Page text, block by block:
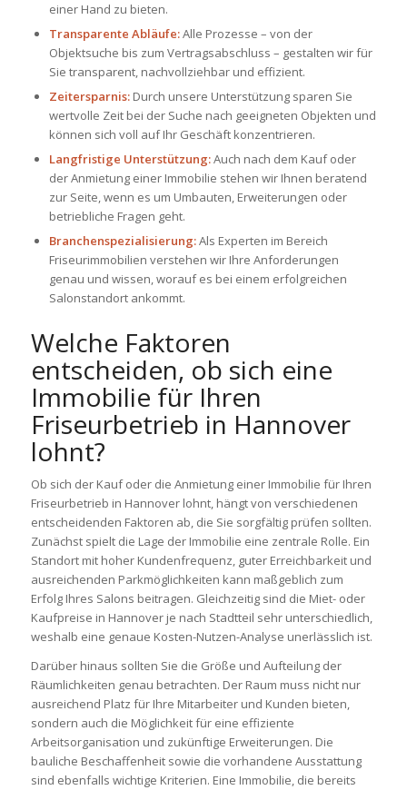
einer Hand zu bieten.
Transparente Abläufe:Alle Prozesse – von der
Objektsuche bis zum Vertragsabschluss – gestalten wir für
Sie transparent, nachvollziehbar und effizient.
Zeitersparnis:Durch unsere Unterstützung sparen Sie
wertvolle Zeit bei der Suche nach geeigneten Objekten und
können sich voll auf Ihr Geschäft konzentrieren.
Langfristige Unterstützung:Auch nach dem Kauf oder
der Anmietung einer Immobilie stehen wir Ihnen beratend
zur Seite, wenn es um Umbauten, Erweiterungen oder
betriebliche Fragen geht.
Branchenspezialisierung:Als Experten im Bereich
Friseurimmobilien verstehen wir Ihre Anforderungen
genau und wissen, worauf es bei einem erfolgreichen
Salonstandort ankommt.
Welche Faktoren
entscheiden, ob sich eine
Immobilie für Ihren
Friseurbetrieb in Hannover
lohnt?
Ob sich der Kauf oder die Anmietung einer Immobilie für Ihren
Friseurbetrieb in Hannover lohnt, hängt von verschiedenen
entscheidenden Faktoren ab, die Sie sorgfältig prüfen sollten.
Zunächst spielt die Lage der Immobilie eine zentrale Rolle. Ein
Standort mit hoher Kundenfrequenz, guter Erreichbarkeit und
ausreichenden Parkmöglichkeiten kann maßgeblich zum
Erfolg Ihres Salons beitragen. Gleichzeitig sind die Miet- oder
Kaufpreise in Hannover je nach Stadtteil sehr unterschiedlich,
weshalb eine genaue Kosten-Nutzen-Analyse unerlässlich ist.
Darüber hinaus sollten Sie die Größe und Aufteilung der
Räumlichkeiten genau betrachten. Der Raum muss nicht nur
ausreichend Platz für Ihre Mitarbeiter und Kunden bieten,
sondern auch die Möglichkeit für eine effiziente
Arbeitsorganisation und zukünftige Erweiterungen. Die
bauliche Beschaffenheit sowie die vorhandene Ausstattung
sind ebenfalls wichtige Kriterien. Eine Immobilie, die bereits